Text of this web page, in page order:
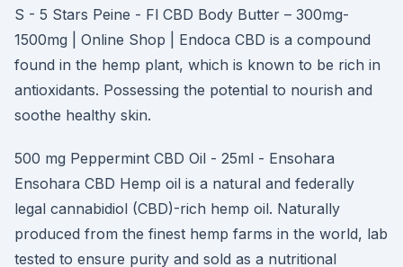
S - 5 Stars Peine - Fl CBD Body Butter – 300mg-
1500mg | Online Shop | Endoca CBD is a compound
found in the hemp plant, which is known to be rich in
antioxidants. Possessing the potential to nourish and
soothe healthy skin.
500 mg Peppermint CBD Oil - 25ml - Ensohara
Ensohara CBD Hemp oil is a natural and federally
legal cannabidiol (CBD)-rich hemp oil. Naturally
produced from the finest hemp farms in the world, lab
tested to ensure purity and sold as a nutritional